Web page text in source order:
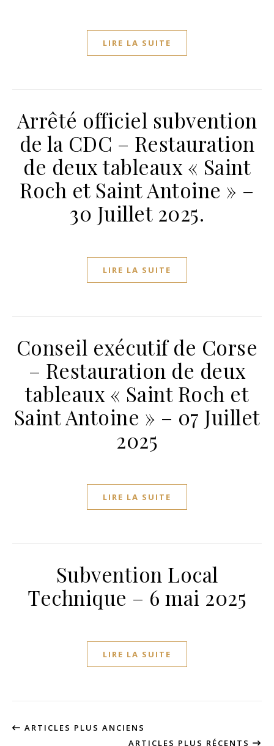
LIRE LA SUITE
Arrêté officiel subvention
de la CDC – Restauration
de deux tableaux « Saint
Roch et Saint Antoine » –
30 Juillet 2025.
LIRE LA SUITE
Conseil exécutif de Corse
– Restauration de deux
tableaux « Saint Roch et
Saint Antoine » – 07 Juillet
2025
LIRE LA SUITE
Subvention Local
Technique – 6 mai 2025
LIRE LA SUITE
ARTICLES PLUS ANCIENS
ARTICLES PLUS RÉCENTS